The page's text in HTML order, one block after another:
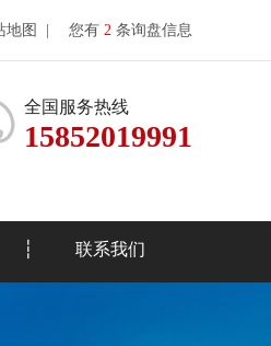
地图 您有 2 条询盘信息
全国服务热线
15852019991
联系我们